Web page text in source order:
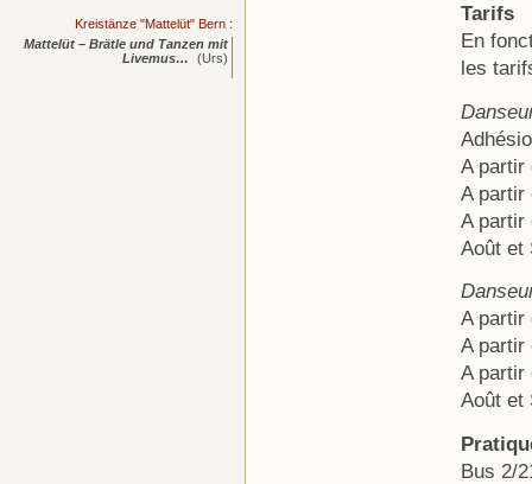
Tarifs
En
les
A partir
A partir
A partir
Août et
A partir
A partir
A partir
Août et
Bus 2/
Kreistänze "Mattelüt" Bern :
Mattelüt – Brätle und Tanzen mit
Livemus…
(Urs)